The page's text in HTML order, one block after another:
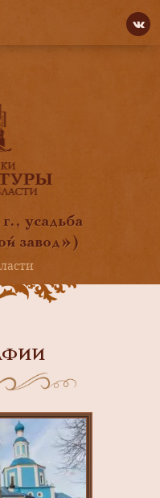
усадьба
завод»)